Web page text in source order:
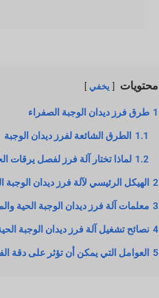
محتويات يخفي
1 طرق فرز ديدان الوجبة الصفراء
1.1 الطرق الشائعة لفرز ديدان الوجبة
1.2 لماذا تختار آلة فرز لفصل يرقات
2 الهيكل الرئيسي لآلة فرز ديدان الوجبة
3 معلمات آلة فرز ديدان الوجبة الحية
4 نصائح تشغيل آلة فرز ديدان الوجبة
5 العوامل التي يمكن أن تؤثر على دقة